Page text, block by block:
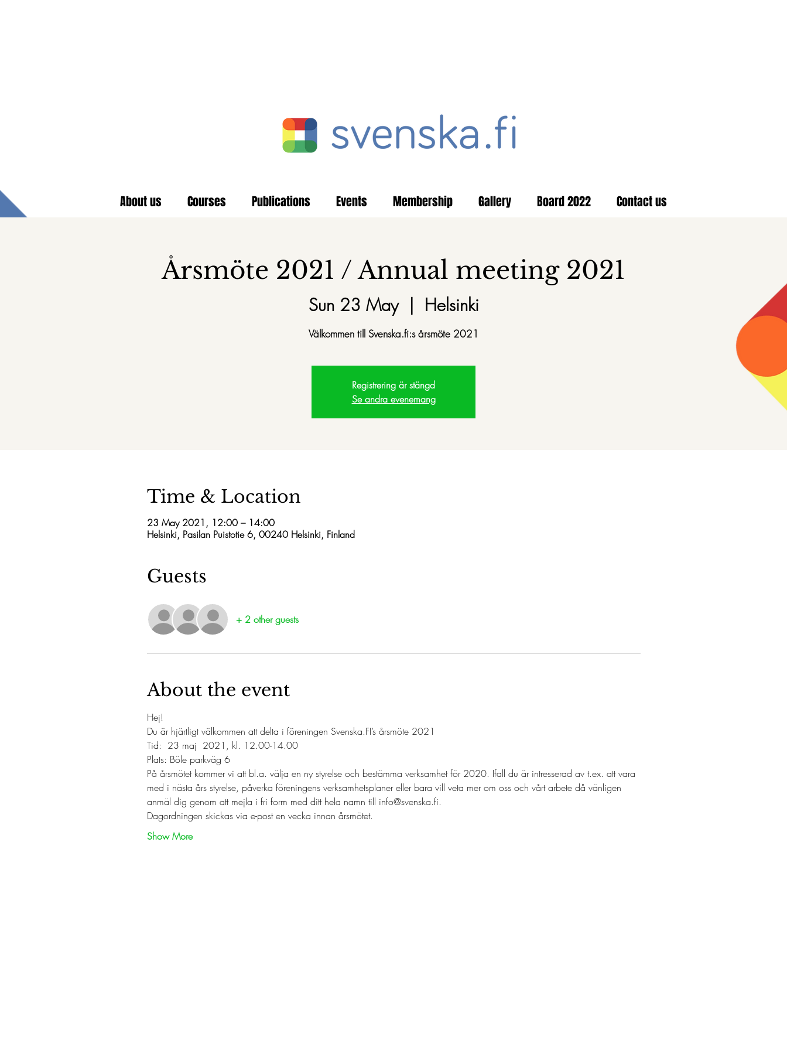
About us Courses Publications Events Membership Gallery Board 2022 Contact us
Årsmöte 2021 / Annual meeting 2021
Sun 23 May
  |
Helsinki
Välkommen till Svenska.fi:s årsmöte 2021
Registrering är stängd
Se andra evenemang
Time & Location
23 May 2021, 12:00 – 14:00
Helsinki, Pasilan Puistotie 6, 00240 Helsinki, Finland
Guests
+ 2 other guests
About the event
Hej!
Du är hjärtligt välkommen att delta i föreningen Svenska.FI’s årsmöte 2021
Tid:  23 maj  2021, kl. 12.00-14.00
Plats: Böle parkväg 6
På årsmötet kommer vi att bl.a. välja en ny styrelse och bestämma verksamhet för 2020. Ifall du är intresserad av t.ex. att vara
med i nästa års styrelse, påverka föreningens verksamhetsplaner eller bara vill veta mer om oss och vårt arbete då vänligen
anmäl dig genom att mejla i fri form med ditt hela namn till info@svenska.fi.
Dagordningen skickas via e-post en vecka innan årsmötet.
Show More